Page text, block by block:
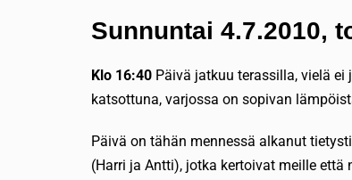
Sunnuntai 4.7.2010,
Klo 16:40 Päivä jatkuu terassilla, vielä
katsottuna, varjossa on sopivan
Päivä on tähän mennessä alkanut
(Harri ja Antti), jotka kertoivat meille